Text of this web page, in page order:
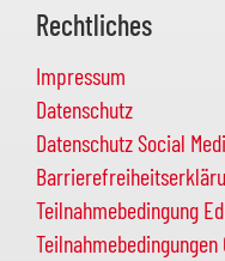
Rechtliches
Impressum
Datenschutz
Datenschutz Social
Teilnahmebedingung